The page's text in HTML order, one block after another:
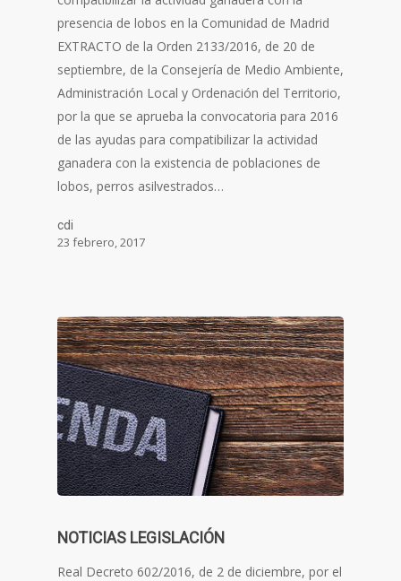
presencia de lobos en la Comunidad de Madrid
EXTRACTO de la Orden 2133/2016, de 20 de
septiembre, de la Consejería de Medio Ambiente,
Administración Local y Ordenación del Territorio,
por la que se aprueba la convocatoria para 2016
de las ayudas para compatibilizar la actividad
ganadera con la existencia de poblaciones de
lobos, perros asilvestrados…
cdi
23 febrero, 2017
NOTICIAS LEGISLACIÓN
Real Decreto 602/2016, de 2 de diciembre, por el